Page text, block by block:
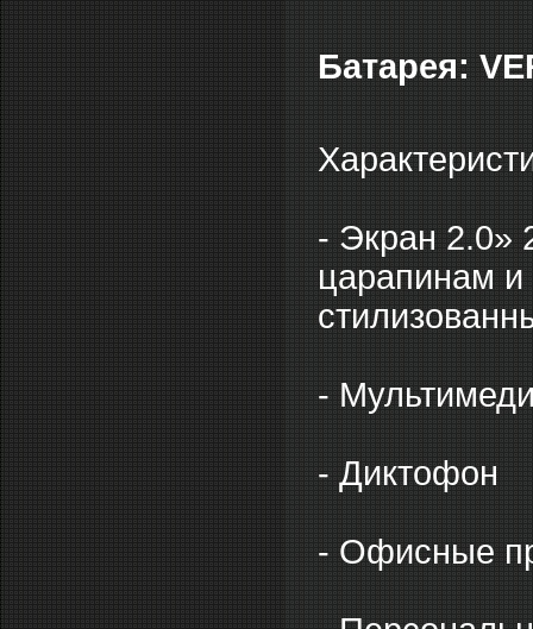
Батарея:
- Экран 2.0»
царапинам и
-
- Диктофон
- Офисные